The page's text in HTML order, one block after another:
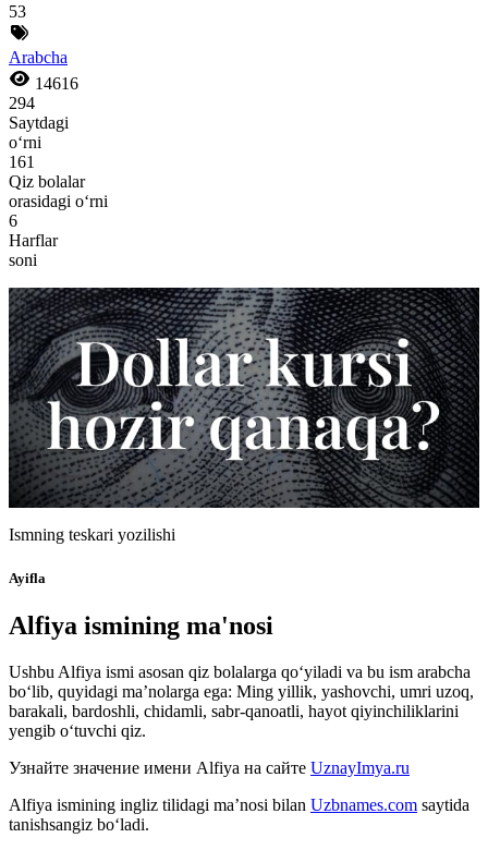
53
Arabcha
14616
294
Saytdagi
o‘rni
161
Qiz bolalar
orasidagi o‘rni
6
Harflar
soni
Ismning teskari yozilishi
Ayifla
Alfiya ismining ma'nosi
Ushbu Alfiya ismi asosan qiz bolalarga qo‘yiladi va bu ism arabcha
bo‘lib, quyidagi ma’nolarga ega: Ming yillik, yashovchi, umri uzoq,
barakali, bardoshli, chidamli, sabr-qanoatli, hayot qiyinchiliklarini
yengib o‘tuvchi qiz.
Узнайте значение имени Alfiya на сайте UznayImya.ru
Alfiya ismining ingliz tilidagi ma’nosi bilan Uzbnames.com saytida
tanishsangiz bo‘ladi.